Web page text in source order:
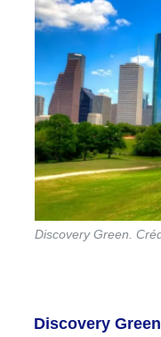
Discovery Green.
Discovery Green